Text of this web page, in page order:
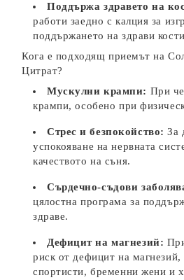
Поддържа здравето на
работи заедно с калция за
поддържането на здрави
Кога е подходящ приемът на
Цитрат?
Мускулни крампи: При
крампи, особено при
Стрес и безпокойство: За
успокояване на нервната
качеството на съня.
Сърдечно-съдови
цялостна програма за
здраве.
Дефицит на магнезий:
риск от дефицит на
спортисти, бременни жени и